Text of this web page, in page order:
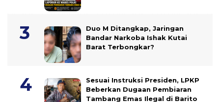
Duo M Ditangkap, Jaringan
Bandar Narkoba Ishak Kutai
Barat Terbongkar?
Sesuai Instruksi Presiden, LPKP
Beberkan Dugaan Pembiaran
Tambang Emas Ilegal di Barito